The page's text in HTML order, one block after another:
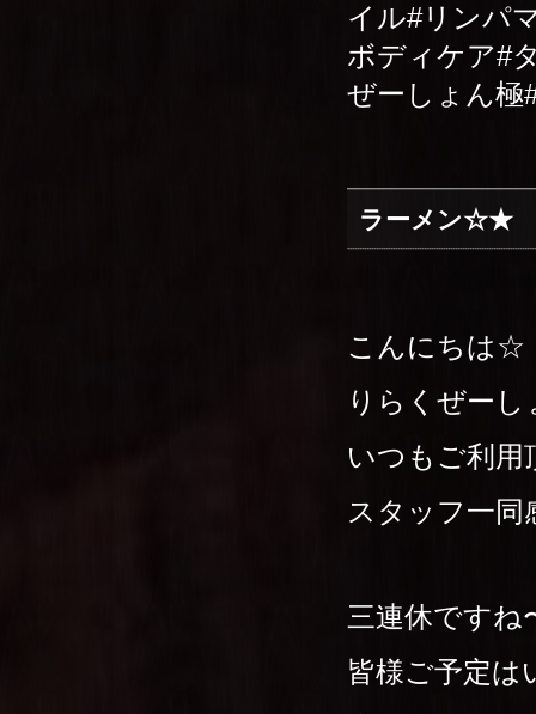
イル#リンパ
ボディケア#
ぜーしょん極
ラーメン☆★
こんにちは☆
りらくぜー
いつもご利用
スタッフ一同
三連休です
皆様ご予定は